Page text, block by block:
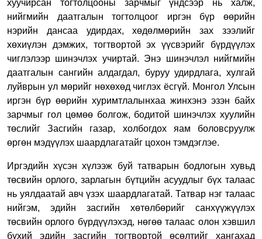
хуучирсан тогтолцооны зарчмыг үндсээр нь халж,
нийгмийн даатгалын тогтолцоог иргэн бүр өөрийн
нэрийн дансаа удирдах, хөдөлмөрийн зах зээлийг
хөхиүлэн дэмжих, тогтвортой эх үүсвэрийг бүрдүүлэх
чиглэлээр шинэчлэх учиртай. Энэ шинэчлэл нийгмийн
даатгалын сангийн алдагдал, буруу удирдлага, хулгай
луйврын ул мөрийг нөхөхөд чиглэх ёсгүй. Монгол Улсын
иргэн бүр өөрийн хуримтлалынхаа жинхэнэ эзэн байх
зарчмыг гол цөмөө болгож, бодитой шинэчлэх хуулийн
төслийг Засгийн газар, холбогдох яам боловсруулж
өргөн мэдүүлэх шаардлагатайг цохон тэмдэглэе.
Иргэдийн хүсэн хүлээж буй татварын бодлогын хувьд
төсвийн орлого, зарлагын бүтцийн асуудлыг бүх талаас
нь уялдаатай авч үзэх шаардлагатай. Татвар нэг талаас
нийгэм, эдийн засгийн хөтөлбөрийг санхүүжүүлэх
төсвийн орлого бүрдүүлэхэд, нөгөө талаас олон хэвшил
бүхий эдийн засгийн тогтвортой өсөлтийг хангахад